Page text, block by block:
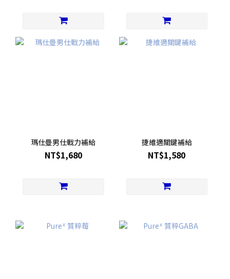
瑪仕曼男仕戰力補給
NT$1,680
捷維適關鍵補給
NT$1,580